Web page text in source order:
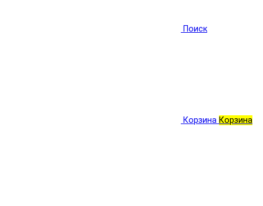
Поиск
Корзина Корзина